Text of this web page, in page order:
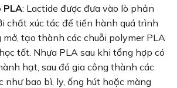
PLA: Lactide được đưa vào lò phản
chất xúc tác để tiến hành quá trình
tạo thành các chuỗi polymer PLA
tốt. Nhựa PLA sau khi tổng hợp có
hạt, sau đó gia công thành các
như bao bì, ly, ống hút hoặc màng